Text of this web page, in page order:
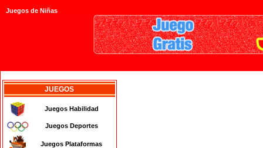
Juegos de Niñas
JUEGOS
Juegos Habilidad
Juegos Deportes
Juegos Plataformas